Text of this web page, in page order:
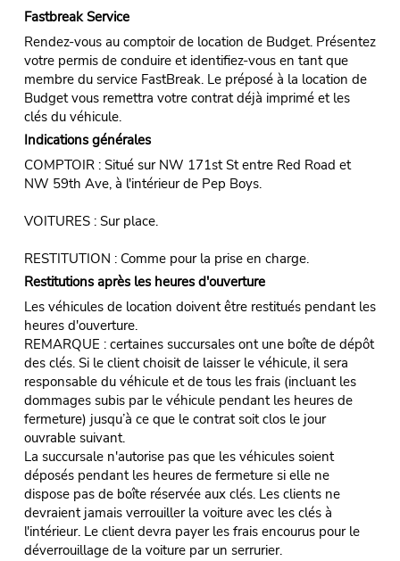
Fastbreak Service
Rendez-vous au comptoir de location de Budget. Présentez
votre permis de conduire et identifiez-vous en tant que
membre du service FastBreak. Le préposé à la location de
Budget vous remettra votre contrat déjà imprimé et les
clés du véhicule.
Indications générales
COMPTOIR : Situé sur NW 171st St entre Red Road et
NW 59th Ave, à l'intérieur de Pep Boys.
VOITURES : Sur place.
RESTITUTION : Comme pour la prise en charge.
Restitutions après les heures d'ouverture
Les véhicules de location doivent être restitués pendant les
heures d'ouverture.
REMARQUE : certaines succursales ont une boîte de dépôt
des clés. Si le client choisit de laisser le véhicule, il sera
responsable du véhicule et de tous les frais (incluant les
dommages subis par le véhicule pendant les heures de
fermeture) jusqu’à ce que le contrat soit clos le jour
ouvrable suivant.
La succursale n'autorise pas que les véhicules soient
déposés pendant les heures de fermeture si elle ne
dispose pas de boîte réservée aux clés. Les clients ne
devraient jamais verrouiller la voiture avec les clés à
l'intérieur. Le client devra payer les frais encourus pour le
déverrouillage de la voiture par un serrurier.